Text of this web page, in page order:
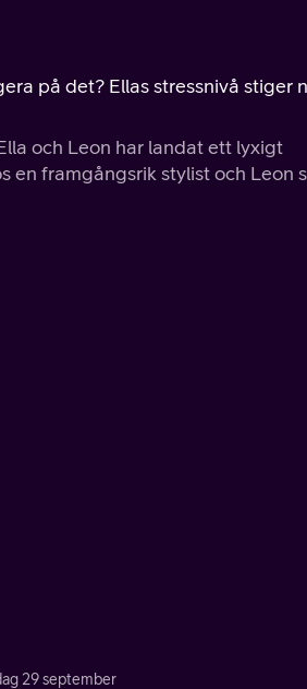
på det? Ellas stressnivå stiger
och Leon har landat ett lyxigt
en framgångsrik stylist och Leon
29 september